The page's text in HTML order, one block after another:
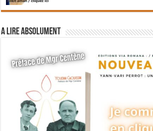
A lire absolument